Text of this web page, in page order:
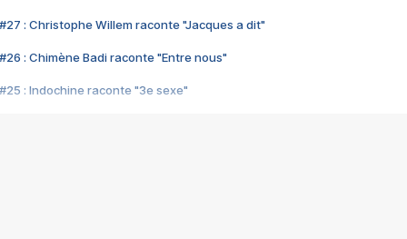
#27 : Christophe Willem raconte "Jacques a dit"
#26 : Chimène Badi raconte "Entre nous"
#25 : Indochine raconte "3e sexe"